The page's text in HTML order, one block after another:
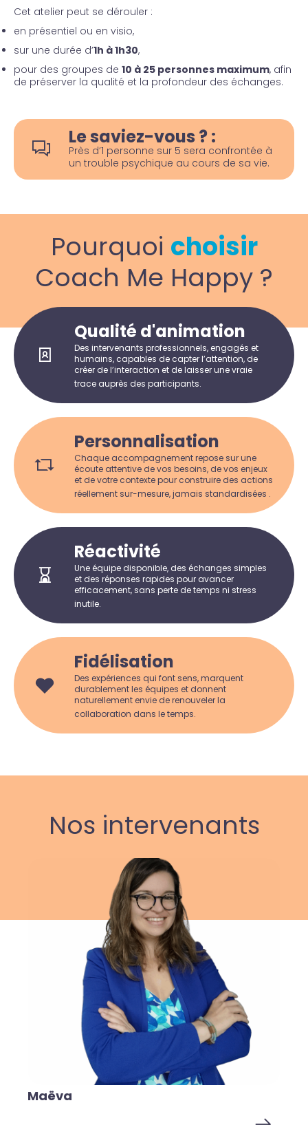
Cet atelier peut se dérouler :
en présentiel ou en visio,
sur une durée d’1h à 1h30,
pour des groupes de 10 à 25 personnes maximum, afin
de préserver la qualité et la profondeur des échanges.
Le saviez-vous ? :
Près d’1 personne sur 5 sera confrontée à
un trouble psychique au cours de sa vie.
Pourquoi choisir
Coach Me Happy ?
Qualité d'animation
Des intervenants professionnels, engagés et
humains, capables de capter l’attention, de
créer de l’interaction et de laisser une vraie
trace auprès des participants.
Personnalisation
Chaque accompagnement repose sur une
écoute attentive de vos besoins, de vos enjeux
et de votre contexte pour construire des actions
réellement sur-mesure, jamais standardisées .
Réactivité
Une équipe disponible, des échanges simples
et des réponses rapides pour avancer
efficacement, sans perte de temps ni stress
inutile.
Fidélisation
Des expériences qui font sens, marquent
durablement les équipes et donnent
naturellement envie de renouveler la
collaboration dans le temps.
Nos intervenants
Maëva